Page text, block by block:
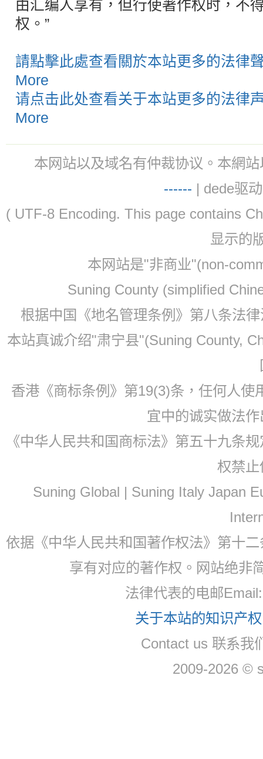
由汇编人享有，但行使著作权时，不
权。”
請點擊此處查看關於本站更多的法律
More
请点击此处查看关于本站更多的法律
More
本网站以及域名有仲裁协议。本網
------ | dede驱
( UTF-8 Encoding. This page contains
显示的
本网站是"非商业"(non-
Suning County (simplified
根据中国《地名管理条例》第八条法
本站真诚介绍"肃宁县"(Suning County,
香港《商标条例》第19(3)条，任何人
宜中的诚实做法
《中华人民共和国商标法》第五十九条
权禁
Suning Global | Suning Italy Japan
依据《中华人民共和国著作权法》第十
享有对应的著作权。网站绝非
法律代表的电邮
关于本站的知识产
Contact us 联系我
2009-2026 ©